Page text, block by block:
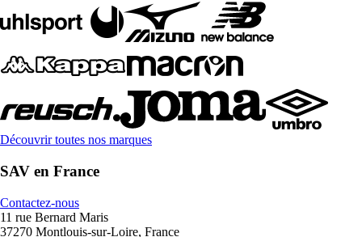
Découvrir toutes nos marques
SAV en France
Contactez-nous
11 rue Bernard Maris
37270 Montlouis-sur-Loire, France